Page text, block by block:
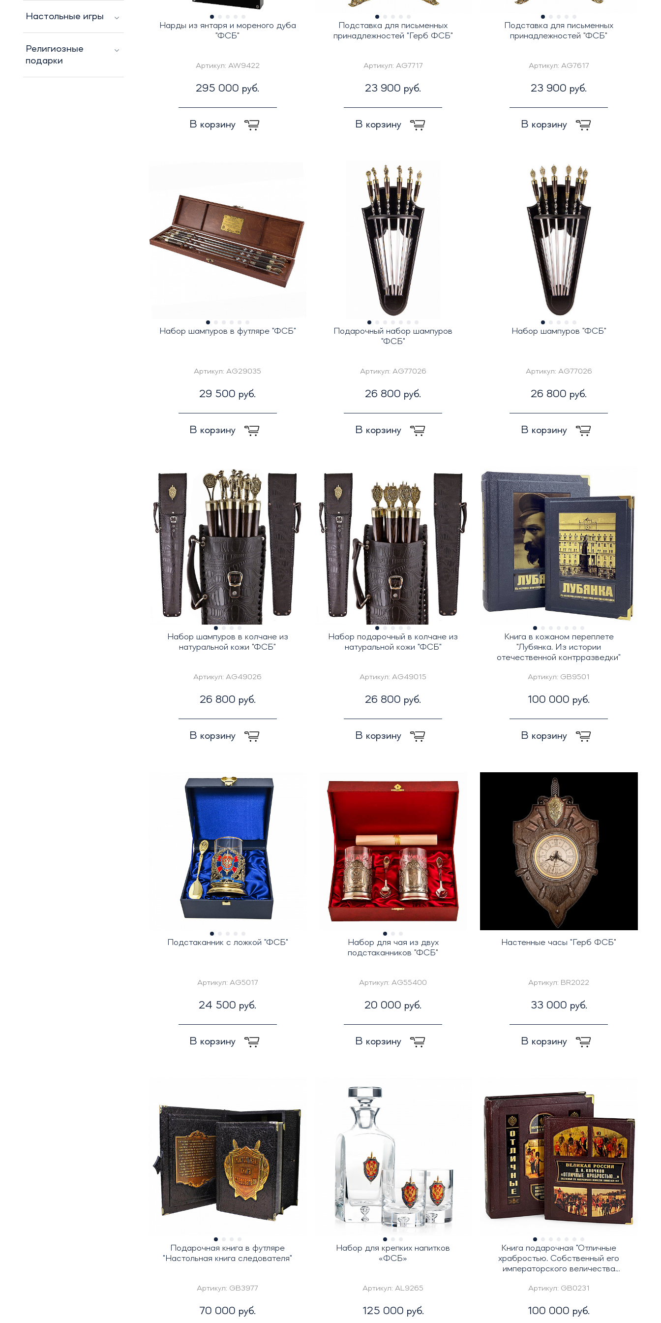
Настольные игры
Религиозные
подарки
Нарды из янтаря и мореного дуба
"ФСБ"
Артикул: AW9422
295 000 руб.
В корзину
Подставка для письменных
принадлежностей "Герб ФСБ"
Артикул: AG7717
23 900 руб.
В корзину
Подставка для письменных
принадлежностей "ФСБ"
Артикул: AG7617
23 900 руб.
В корзину
Набор шампуров в футляре "ФСБ"
Артикул:AG29035
29 500 руб.
В корзину
Подарочный набор шампуров
"ФСБ"
Артикул: AG77026
26 800 руб.
В корзину
Набор шампуров "ФСБ"
Артикул: AG77026
26 800 руб.
В корзину
Набор шампуров в колчане из
натуральной кожи "ФСБ"
Артикул:AG49026
26 800 руб.
В корзину
Набор подарочный в колчане из
натуральной кожи "ФСБ"
Артикул:AG49015
26 800 руб.
В корзину
Книга в кожаном переплете
"Лубянка. Из истории
отечественной контрразведки"
Артикул: GB9501
100 000 руб.
В корзину
Подстаканник с ложкой "ФСБ"
Артикул: AG5017
24 500 руб.
В корзину
Набор для чая из двух
подстаканников "ФСБ"
Артикул:AG55400
20 000 руб.
В корзину
Настенные часы "Герб ФСБ"
Артикул: BR2022
33 000 руб.
В корзину
Подарочная книга в футляре
"Настольная книга следователя"
Артикул: GB3977
70 000 руб.
Набор для крепких напитков
«ФСБ»
Артикул:AL9265
125 000 руб.
Книга подарочная "Отличные
храбростью. Собственный его
императорского величества
Артикул: GB0231
100 000 руб.